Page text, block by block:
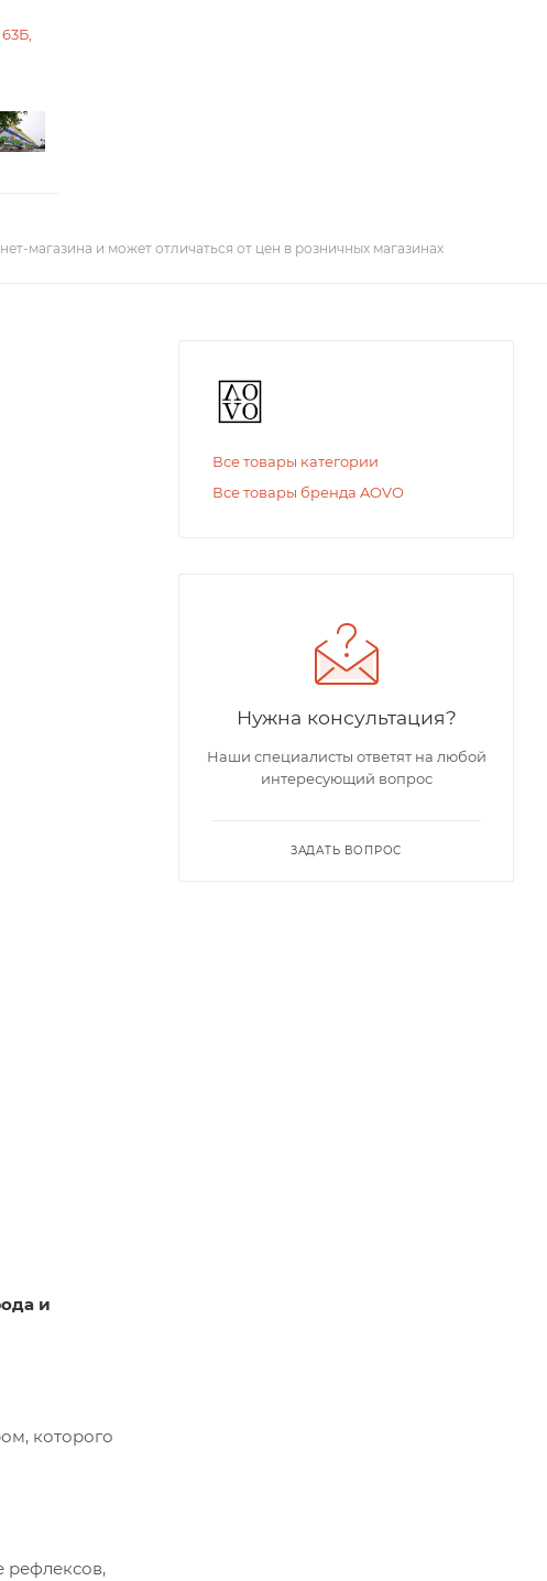
магазина и может отличаться от цен в розничных магазинах
и
которого
рефлексов,
Все товары категории
Все товары бренда AOVO
Нужна консультация?
Наши специалисты ответят на любой
интересующий вопрос
ЗАДАТЬ ВОПРОС